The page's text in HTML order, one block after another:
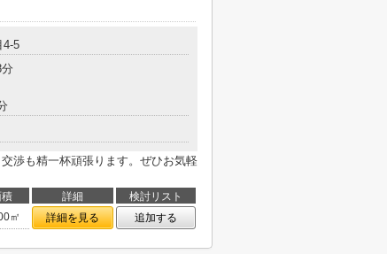
4-5
渉も精一杯頑張ります。ぜひお気軽
詳細
検討リスト
㎡ 詳細を見る 追加する